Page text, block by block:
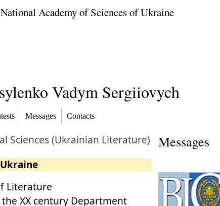
Academy of Sciences of Ukraine
Vadym Sergiiovych
Messages Contacts
Sciences (Ukrainian Literature)
Literature
XX century Department
Messages